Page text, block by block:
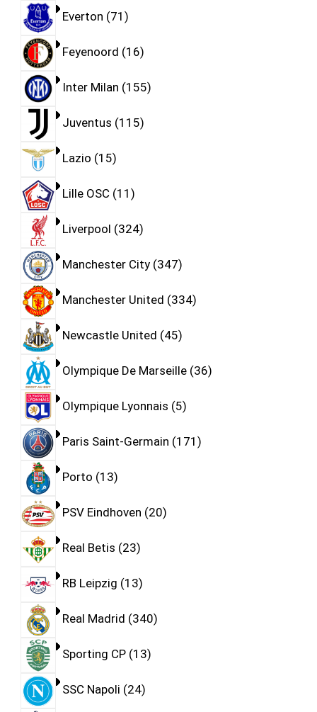
Everton 71
Feyenoord 16
Inter Milan 155
Juventus 115
Lazio 15
Lille OSC 11
Liverpool 324
Manchester City 347
Manchester United 334
Newcastle United 45
Olympique De Marseille 36
Olympique Lyonnais 5
Paris Saint-Germain 171
Porto 13
PSV Eindhoven 20
Real Betis 23
RB Leipzig 13
Real Madrid 340
Sporting CP 13
SSC Napoli 24